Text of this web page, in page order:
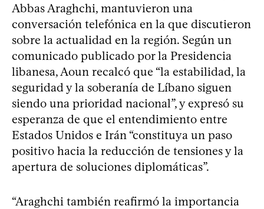
Abbas Araghchi, mantuvieron una
conversación telefónica en la que discutieron
sobre la actualidad en la región. Según un
comunicado publicado por la Presidencia
libanesa, Aoun recalcó que “la estabilidad, la
seguridad y la soberanía de Líbano siguen
siendo una prioridad nacional”, y expresó su
esperanza de que el entendimiento entre
Estados Unidos e Irán “constituya un paso
positivo hacia la reducción de tensiones y la
apertura de soluciones diplomáticas”.
“Araghchi también reafirmó la importancia